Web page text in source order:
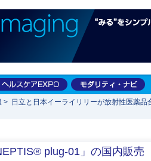
> 日立と日本イーライリリーが放射性医薬
plug-01」の国内販売